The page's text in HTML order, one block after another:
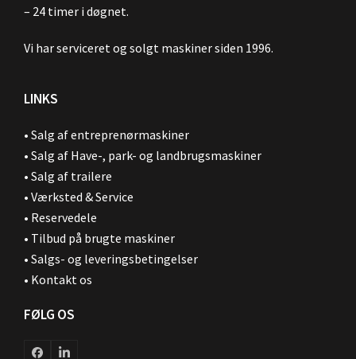
– 24 timer i døgnet.
Vi har serviceret og solgt maskiner siden 1996.
LINKS
• Salg af entreprenørmaskiner
• Salg af Have-, park- og landbrugsmaskiner
• Salg af trailere
• Værksted & Service
• Reservedele
• Tilbud på brugte maskiner
• Salgs- og leveringsbetingelser
• Kontakt os
FØLG OS